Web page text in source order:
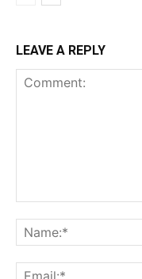
LEAVE A REPLY